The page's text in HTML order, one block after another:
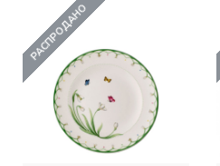
РАСПРОДАНО